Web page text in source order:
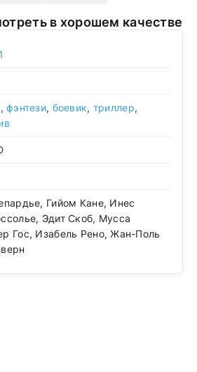
смотреть в хорошем качестве
,фэнтези, боевик, триллер,
Гийом Кане, Инес
Эдит Скоб, Мусса
Гос, Изабель Рено, Жан-Поль